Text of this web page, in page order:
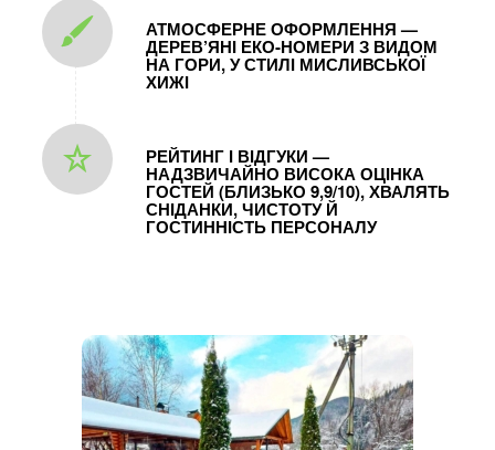
АТМОСФЕРНЕ ОФОРМЛЕННЯ —
ДЕРЕВ’ЯНІ ЕКО‑НОМЕРИ З ВИДОМ
НА ГОРИ, У СТИЛІ МИСЛИВСЬКОЇ
ХИЖІ
РЕЙТИНГ І ВІДГУКИ —
НАДЗВИЧАЙНО ВИСОКА ОЦІНКА
ГОСТЕЙ (БЛИЗЬКО 9,9/10), ХВАЛЯТЬ
СНІДАНКИ, ЧИСТОТУ Й
ГОСТИННІСТЬ ПЕРСОНАЛУ